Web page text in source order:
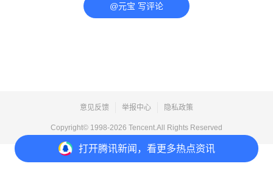
打开腾讯新闻，看更多热点资讯
@元宝 写评论
意见反馈 举报中心 隐私政策
Copyright© 1998-2026 Tencent.All Rights Reserved